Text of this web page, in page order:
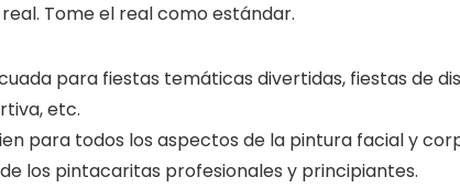
Tome el real como estándar.
para fiestas temáticas divertidas, fiestas de
etc.
bien para todos los aspectos de la pintura facial y
los pintacaritas profesionales y principiantes.